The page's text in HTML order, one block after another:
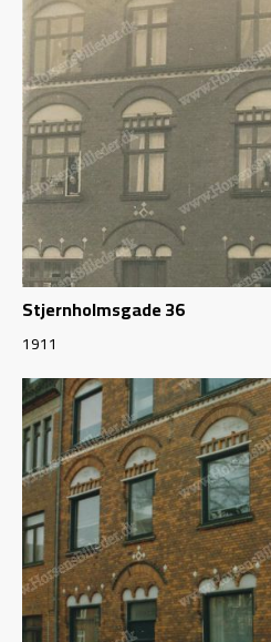
Stjernholmsgade 36
1911